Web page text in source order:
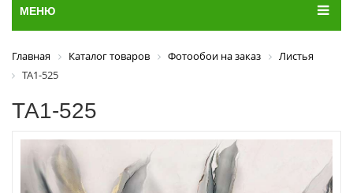
МЕНЮ
Главная Каталог товаров Фотообои на заказ
Листья
ТА1-525
ТА1-525